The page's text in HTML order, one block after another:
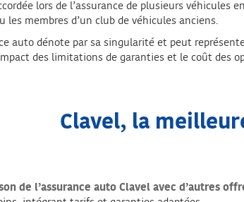
lors de l’assurance de plusieurs
les membres d’un club de véhicules anciens.
auto dénote par sa singularité et peut
des limitations de garanties et le coût des
Clavel, la
de l’assurance auto Clavel avec d’autres